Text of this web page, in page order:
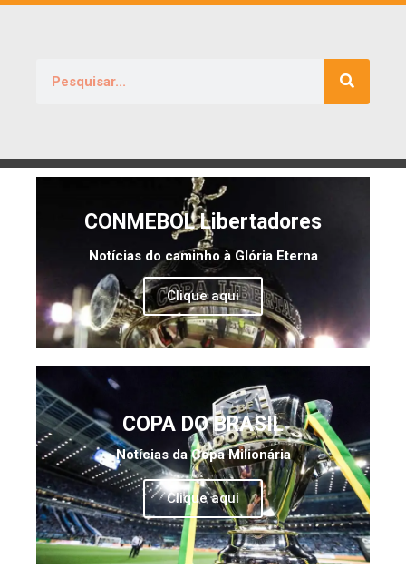
CONMEBOL Libertadores
Notícias do caminho à Glória Eterna
Clique aqui
COPA DO BRASIL
Notícias da Copa Milionária
Clique aqui